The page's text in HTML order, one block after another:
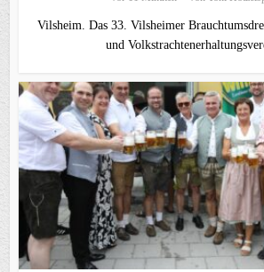
Vilsheim. Das 33. Vilsheimer
und